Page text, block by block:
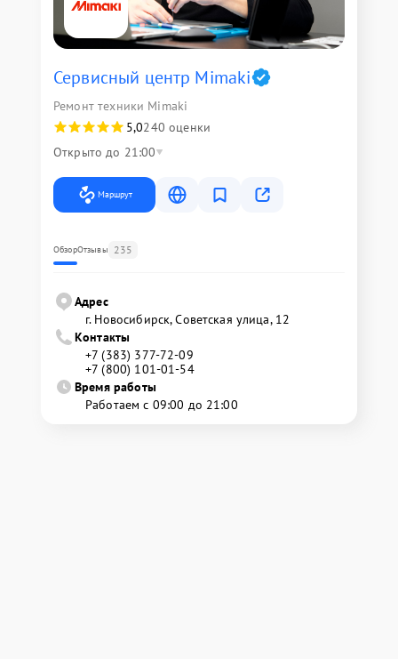
Сервисный центр Mimaki
Ремонт техники Mimaki
5,0240 оценки
Открыто до 21:00
Маршрут
ОбзорОтзывы 235
Адрес
г. Новосибирск, Советская улица, 12
Контакты
+7 (383) 377-72-09
+7 (800) 101-01-54
Время работы
Работаем с 09:00 до 21:00